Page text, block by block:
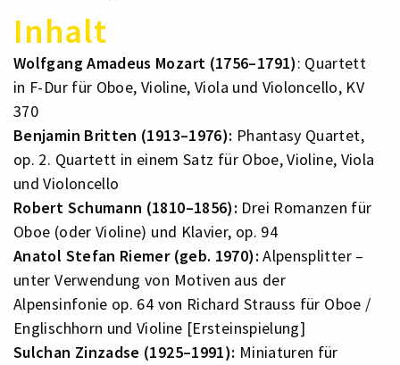
Inhalt
Wolfgang Amadeus Mozart (1756–1791): Quartett
in F-Dur für Oboe, Violine, Viola und Violoncello, KV
370
Benjamin Britten (1913–1976): Phantasy Quartet,
op. 2. Quartett in einem Satz für Oboe, Violine, Viola
und Violoncello
Robert Schumann (1810–1856): Drei Romanzen für
Oboe (oder Violine) und Klavier, op. 94
Anatol Stefan Riemer (geb. 1970): Alpensplitter –
unter Verwendung von Motiven aus der
Alpensinfonie op. 64 von Richard Strauss für Oboe /
Englischhorn und Violine [Ersteinspielung]
Sulchan Zinzadse (1925–1991): Miniaturen für